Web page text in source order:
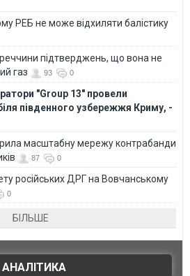
РЕБ не може відхиляти балістику
підтверджень, що вона не
газ
93 0
"Group 13" провели
південного узбережжя Криму, -
масштабну мережу контрабанди
87 0
російських ДРГ на Вовчанському
0
БІЛЬШЕ
АНАЛІТИКА